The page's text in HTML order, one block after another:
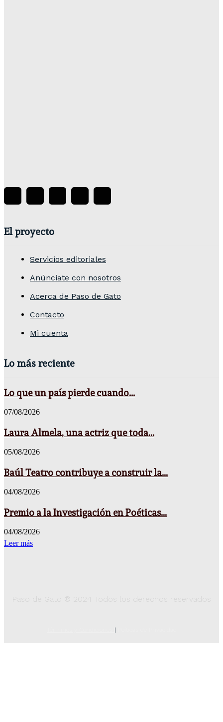
El proyecto
Servicios editoriales
Anúnciate con nosotros
Acerca de Paso de Gato
Contacto
Mi cuenta
Lo más reciente
Lo que un país pierde cuando...
07/08/2026
Laura Almela, una actriz que toda...
05/08/2026
Baúl Teatro contribuye a construir la...
04/08/2026
Premio a la Investigación en Poéticas...
04/08/2026
Leer más
|